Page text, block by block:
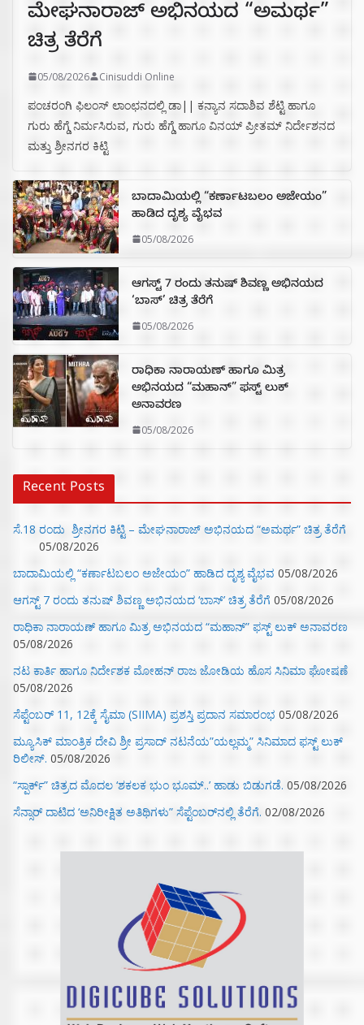
ಮೇಘನಾರಾಜ್ ಅಭಿನಯದ “ಅಮರ್ಥ”
ಚಿತ್ರ ತೆರೆಗೆ
05/08/2026 Cinisuddi Online
ಪಂಚರಂಗಿ ಫಿಲಂಸ್ ಲಾಂಛನದಲ್ಲಿ ಡಾ|| ಕನ್ಯಾನ ಸದಾಶಿವ ಶೆಟ್ಟಿ ಹಾಗೂ
ಗುರು ಹೆಗ್ಡೆ ನಿರ್ಮಸಿರುವ, ಗುರು ಹೆಗ್ಡೆ ಹಾಗೂ ವಿನಯ್ ಪ್ರೀತಮ್ ನಿರ್ದೇಶನದ
ಮತ್ತು ಶ್ರೀನಗರ ಕಿಟ್ಟಿ
ಬಾದಾಮಿಯಲ್ಲಿ “ಕರ್ಣಾಟಬಲಂ ಅಜೇಯಂ”
ಹಾಡಿದ ದೃಶ್ಯ ವೈಭವ
05/08/2026
ಆಗಸ್ಟ್ 7 ರಂದು ತನುಷ್ ಶಿವಣ್ಣ ಅಭಿನಯದ
‘ಬಾಸ್’ ಚಿತ್ರ ತೆರೆಗೆ
05/08/2026
ರಾಧಿಕಾ ನಾರಾಯಣ್ ಹಾಗೂ ಮಿತ್ರ
ಅಭಿನಯದ “ಮಹಾನ್” ಫಸ್ಟ್ ಲುಕ್
ಅನಾವರಣ
05/08/2026
Recent Posts
ಸೆ.18 ರಂದು ಶ್ರೀನಗರ ಕಿಟ್ಟಿ – ಮೇಘನಾರಾಜ್ ಅಭಿನಯದ “ಅಮರ್ಥ” ಚಿತ್ರ ತೆರೆಗೆ
05/08/2026
ಬಾದಾಮಿಯಲ್ಲಿ “ಕರ್ಣಾಟಬಲಂ ಅಜೇಯಂ” ಹಾಡಿದ ದೃಶ್ಯ ವೈಭವ 05/08/2026
ಆಗಸ್ಟ್ 7 ರಂದು ತನುಷ್ ಶಿವಣ್ಣ ಅಭಿನಯದ ‘ಬಾಸ್’ ಚಿತ್ರ ತೆರೆಗೆ 05/08/2026
ರಾಧಿಕಾ ನಾರಾಯಣ್ ಹಾಗೂ ಮಿತ್ರ ಅಭಿನಯದ “ಮಹಾನ್” ಫಸ್ಟ್ ಲುಕ್ ಅನಾವರಣ
05/08/2026
ನಟ ಕಾರ್ತಿ ಹಾಗೂ ನಿರ್ದೇಶಕ ಮೋಹನ್ ರಾಜ ಜೋಡಿಯ ಹೊಸ ಸಿನಿಮಾ ಘೋಷಣೆ
05/08/2026
ಸೆಪ್ಟೆಂಬರ್ 11, 12ಕ್ಕೆ ಸೈಮಾ (SIIMA) ಪ್ರಶಸ್ತಿ ಪ್ರದಾನ ಸಮಾರಂಭ 05/08/2026
ಮ್ಯೂಸಿಕ್‌ ಮಾಂತ್ರಿಕ ದೇವಿ ಶ್ರೀ ಪ್ರಸಾದ್ ನಟನೆಯ”ಯಲ್ಲಮ್ಮ” ಸಿನಿಮಾದ ಫಸ್ಟ್‌ ಲುಕ್‌
ರಿಲೀಸ್. 05/08/2026
“ಸ್ಪಾರ್ಕ್” ಚಿತ್ರದ ಮೊದಲ‌ ‘ಶಕಲಕ ಭುಂ‌ ಭೂಮ್..’ ಹಾಡು ಬಿಡುಗಡೆ. 05/08/2026
ಸೆನ್ಸಾರ್ ದಾಟಿದ ‘ಅನಿರೀಕ್ಷಿತ ಅತಿಥಿಗಳು” ಸೆಪ್ಟೆಂಬರ್‌ನಲ್ಲಿ ತೆರೆಗೆ. 02/08/2026